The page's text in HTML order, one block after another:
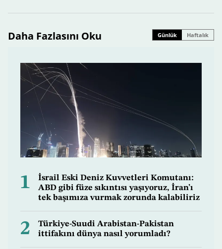
Daha Fazlasını Oku Günlük Haftalık
1
İsrail Eski Deniz Kuvvetleri Komutanı:
ABD gibi füze sıkıntısı yaşıyoruz, İran’ı
tek başımıza vurmak zorunda kalabiliriz
2
Türkiye-Suudi Arabistan-Pakistan
ittifakını dünya nasıl yorumladı?